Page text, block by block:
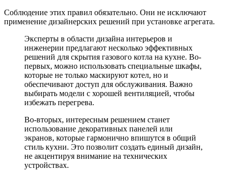
Соблюдение этих правил обязательно. Они не исключают
применение дизайнерских решений при установке агрегата.
Эксперты в области дизайна интерьеров и
инженерии предлагают несколько эффективных
решений для скрытия газового котла на кухне. Во-
первых, можно использовать специальные шкафы,
которые не только маскируют котел, но и
обеспечивают доступ для обслуживания. Важно
выбирать модели с хорошей вентиляцией, чтобы
избежать перегрева.
Во-вторых, интересным решением станет
использование декоративных панелей или
экранов, которые гармонично впишутся в общий
стиль кухни. Это позволит создать единый дизайн,
не акцентируя внимание на технических
устройствах.